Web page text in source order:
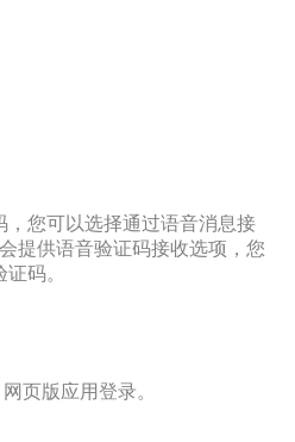
您可以选择通过语音消息接
提供语音验证码接收选项，您
码。
页版应用登录。